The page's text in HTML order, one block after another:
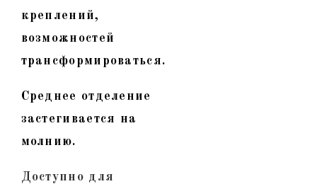
креплений,
возможностей
трансформироваться.
Среднее отделение
застегивается на
молнию.
Доступно для